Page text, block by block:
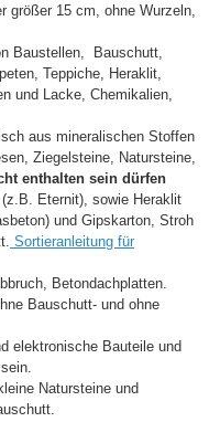
größer 15 cm, ohne Wurzeln,
Baustellen, Bauschutt,
Teppiche, Heraklit,
und Lacke, Chemikalien,
aus mineralischen Stoffen
Ziegelsteine, Natursteine,
enthalten sein dürfen
Eternit), sowie Heraklit
und Gipskarton, Stroh
Sortieranleitung für
Betondachplatten.
Bauschutt- und ohne
elektronische Bauteile und
Natursteine und